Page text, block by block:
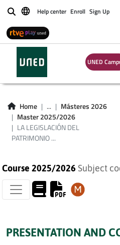
BuscarHelp center Enroll Sign Up
UNED
Home ...
Másteres 2026
Master 2025/2026
LA LEGISLACIÓN DEL
PATRIMONIO ...
DEL
EUROPA E
ESTUDIO
Course 2025/2026 Subject
PRESENTATION AND